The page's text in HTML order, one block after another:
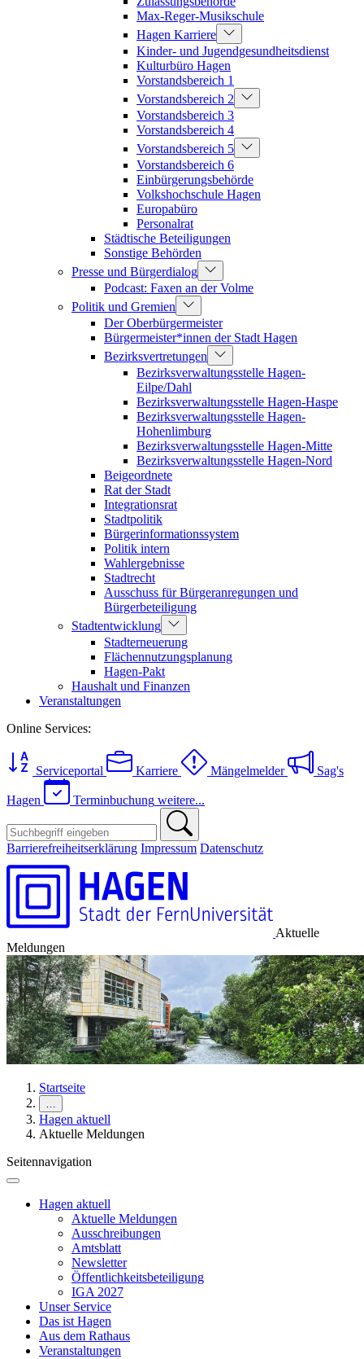
Max-Reger-Musikschule
Hagen Karriere
Kinder- und Jugendgesundheitsdienst
Kulturbüro Hagen
Vorstandsbereich 1
Vorstandsbereich 2
Vorstandsbereich 3
Vorstandsbereich 4
Vorstandsbereich 5
Vorstandsbereich 6
Einbürgerungsbehörde
Volkshochschule Hagen
Europabüro
Personalrat
Städtische Beteiligungen
Sonstige Behörden
Presse und Bürgerdialog
Podcast: Faxen an der Volme
Politik und Gremien
Der Oberbürgermeister
Bürgermeister*innen der Stadt Hagen
Bezirksvertretungen
Bezirksverwaltungsstelle Hagen-
Eilpe/Dahl
Bezirksverwaltungsstelle Hagen-Haspe
Bezirksverwaltungsstelle Hagen-
Hohenlimburg
Bezirksverwaltungsstelle Hagen-Mitte
Bezirksverwaltungsstelle Hagen-Nord
Beigeordnete
Rat der Stadt
Integrationsrat
Stadtpolitik
Bürgerinformationssystem
Politik intern
Wahlergebnisse
Stadtrecht
Ausschuss für Bürgeranregungen und
Bürgerbeteiligung
Stadtentwicklung
Stadterneuerung
Flächennutzungsplanung
Hagen-Pakt
Haushalt und Finanzen
Veranstaltungen
Online Services:
Serviceportal Karriere Mängelmelder Sag's
Hagen Terminbuchung weitere...
Barrierefreiheitserklärung Impressum Datenschutz
Aktuelle
Meldungen
Startseite
…
Hagen aktuell
Aktuelle Meldungen
Seitennavigation
Hagen aktuell
Aktuelle Meldungen
Ausschreibungen
Amtsblatt
Newsletter
Öffentlichkeitsbeteiligung
IGA 2027
Unser Service
Das ist Hagen
Aus dem Rathaus
Veranstaltungen